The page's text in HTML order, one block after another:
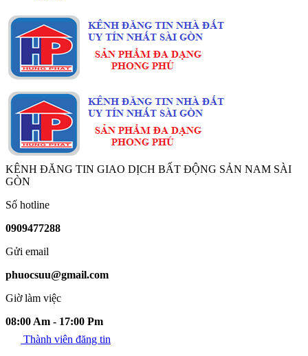
KÊNH ĐĂNG TIN GIAO DỊCH BẤT ĐỘNG SẢN NAM SÀI
GÒN
Số hotline
0909477288
Gửi email
phuocsuu@gmail.com
Giờ làm việc
08:00 Am - 17:00 Pm
Thành viên đăng tin